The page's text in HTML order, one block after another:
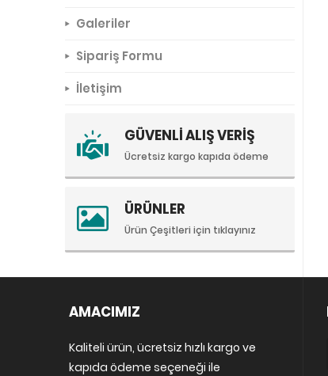
Galeriler
Sipariş Formu
İletişim
GÜVENLİ ALIŞ VERİŞ
Ücretsiz kargo kapıda ödeme
ÜRÜNLER
Ürün Çeşitleri için tıklayınız
AMACIMIZ
Kaliteli ürün, ücretsiz hızlı kargo ve
kapıda ödeme seçeneği ile